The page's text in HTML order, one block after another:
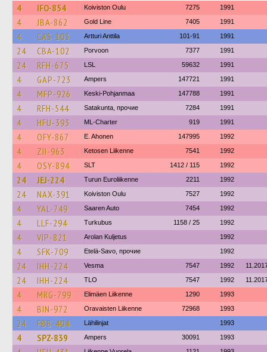
4 IFO-854 Koiviston Oulu 7275 1991
4 JBA-862 Gold Line 7405 1991
4 CAS-103 Artturi Anttila 101-91 1991
24 CBA-102 Porvoon 7377 1991
24 RFH-675 LSL 59632 1991
4 GAP-723 Ampers 147721 1991
4 MFP-926 Keski-Pohjanmaa 147788 1991
4 RFH-544 Satakunta, прочие 7284 1991
4 HFU-393 ML-Charter 919 1991
4 OFY-867 E. Ahonen 147995 1992
4 ZII-963 Ketosen Liikenne 7541 1992
4 OSY-894 SLT 1412 / 115 1992
24 JEJ-224 Turun Euroliikenne 2211 1992
24 NAX-391 Koiviston Oulu 7527 1992
4 YAL-749 Saaren Auto 7454 1992
4 LLF-294 Turkubus 1158 / 25 1992
4 VIP-821 Arolan Kuljetus 1992
4 SFK-709 Etelä-Savo, прочие 1992
24 IHH-224 Vesma 7547 1992
24 IHH-224 TLO 7547 1992
4 MRG-799 Elimäen Liikenne 1290 1993
4 BIN-972 Oravaisten Liikenne 72968 1993
24 FBB-404 Lähilinjat 1993
4 SPZ-839 Ampers 30091 1993